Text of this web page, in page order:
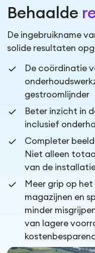
Behaalde
De ingebruikname
solide resultaten
De coördinatie
gestroomlijnder
Beter inzicht in
inclusief
Completer
Niet alleen
van de
Meer grip op
magazijnen en
minder
van lagere